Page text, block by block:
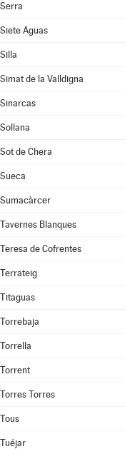
Serra
Siete Aguas
Silla
Simat de la Valldigna
Sinarcas
Sollana
Sot de Chera
Sueca
Sumacàrcer
Tavernes Blanques
Teresa de Cofrentes
Terrateig
Titaguas
Torrebaja
Torrella
Torrent
Torres Torres
Tous
Tuéjar